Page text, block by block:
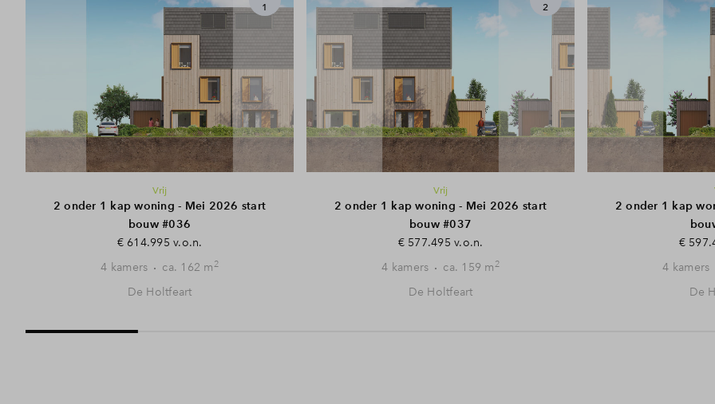
1
Vrij
2 onder 1 kap woning - Mei 2026 start
bouw #036
€ 614.995 v.o.n.
4 kamers
ca. 162 m2
De Holtfeart
2
Vrij
2 onder 1 kap woning - Mei 2026 start
bouw #037
€ 577.495 v.o.n.
4 kamers
ca. 159 m2
De Holtfeart
2 onder 1 kap
€
4 kamers
De